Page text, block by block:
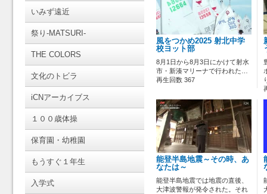
いみず遠近
祭り-MATSURI-
THE COLORS
文化のトビラ
iCNアーカイブス
１００歳体操
保育園・幼稚園
もうすぐ１年生
入学式
風をつかめ2025 射北中学
校ヨット部
8月1日から8月3日にかけて射水
市・新湊マリーナで行われた…
再生回数 367
能登半島地震～その時、あ
なたは～
能登半島地震では地震の直後、
大津波警報が発令された。それ